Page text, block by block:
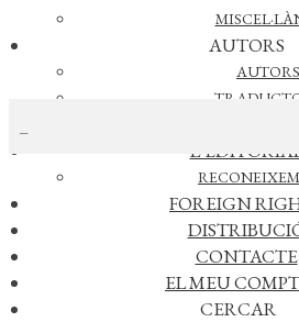
AUTORS
AUTORS
FOREIGN
CONTACTE
EL MEU
CERCAR
Vídeos
No s'han trobat esdeveniments
Veure